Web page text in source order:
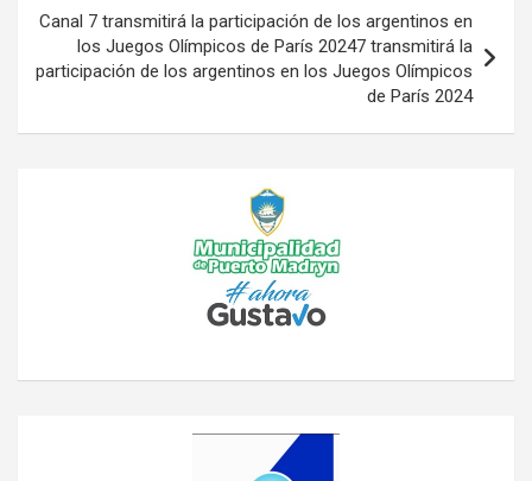
Canal 7 transmitirá la participación de los argentinos en
los Juegos Olímpicos de París 20247 transmitirá la
participación de los argentinos en los Juegos Olímpicos
de París 2024